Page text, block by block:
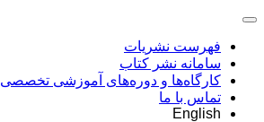
فهرست نشریات
سامانه نشر کتاب
کارگاه‌ها و دوره‌های آموزشی تخصصی
تماس با ما
English